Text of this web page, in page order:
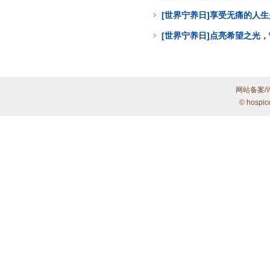
[世界宁养日]享受无痛的人
[世界宁养日]点亮希望之光
网站备案/
©